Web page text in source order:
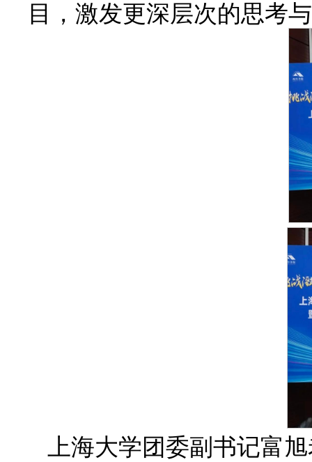
目，激发更深层次的思考
上海大学团委副书记富